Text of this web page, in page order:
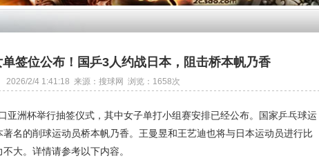
签位公布！国乒3人约战日本，阻击桥本帆乃香
2026/2/4 1:41:18 来源：搜球网 浏览： 1658次
亚洲杯举行抽签仪式，其中女子单打小组赛安排已经公布。国家乒乓球运
名的削球运动员桥本帆乃香。王曼昱和王艺迪也将与日本运动员进行比
大。详情请参考以下内容。